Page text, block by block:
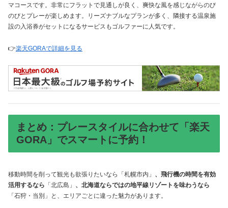
マコースです。非常にフラットで見通しが良く、爽快な風を感じながらのび
のびとプレーが楽しめます。リーズナブルなプランが多く、隣接する温泉施
設の入浴券がセットになるサービスもゴルファーに人気です。
👉楽天GORAで詳細を見る
まとめ：プレースタイルに合わせて「楽天
GORA」でスマートに予約！
移動時間を削って観光も欲張りたいなら「札幌市内」 、飛行機の時間を有効
活用するなら 「北広島」 、北海道ならではの地平線リゾートを味わうなら
「石狩・当別」と、エリアごとに違った魅力があります。